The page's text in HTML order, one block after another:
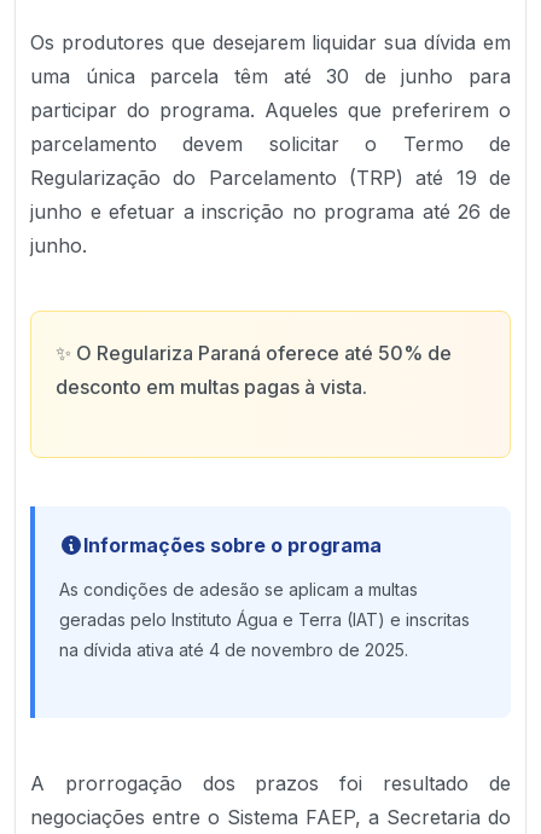
Os produtores que desejarem liquidar sua dívida em
uma única parcela têm até 30 de junho para
participar do programa. Aqueles que preferirem o
parcelamento devem solicitar o Termo de
Regularização do Parcelamento (TRP) até 19 de
junho e efetuar a inscrição no programa até 26 de
junho.
✨ O Regulariza Paraná oferece até 50% de
desconto em multas pagas à vista.
Informações sobre o programa
As condições de adesão se aplicam a multas
geradas pelo Instituto Água e Terra (IAT) e inscritas
na dívida ativa até 4 de novembro de 2025.
A prorrogação dos prazos foi resultado de
negociações entre o Sistema FAEP, a Secretaria do